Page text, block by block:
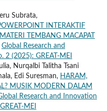
Subrata,
INTERAKTIF
TEMBANG MACAPAT
Global Research and
2 (2025): GREAT-MEI
Nurqalbi Talitha Tsani
Edi Suresman, HARAM,
MUSIK MODERN DALAM
Research and Innovation
MEI